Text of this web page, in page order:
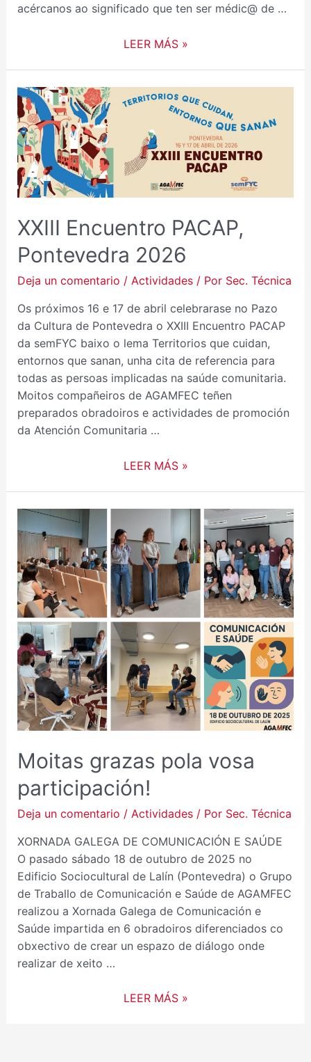
acércanos ao significado que ten ser médic@ de …
LEER MÁS »
XXIII Encuentro PACAP,
Pontevedra 2026
Deja un comentario / Actividades/ Por Sec. Técnica
Os próximos 16 e 17 de abril celebrarase no Pazo
da Cultura de Pontevedra o XXIII Encuentro PACAP
da semFYC baixo o lema Territorios que cuidan,
entornos que sanan, unha cita de referencia para
todas as persoas implicadas na saúde comunitaria.
Moitos compañeiros de AGAMFEC teñen
preparados obradoiros e actividades de promoción
da Atención Comunitaria …
XXIII
ENCUENTRO
PACAP,
PONTEVEDRA
2026
LEER MÁS »
Moitas grazas pola vosa
participación!
Deja un comentario / Actividades/ Por Sec. Técnica
XORNADA GALEGA DE COMUNICACIÓN E SAÚDE
O pasado sábado 18 de outubro de 2025 no
Edificio Sociocultural de Lalín (Pontevedra) o Grupo
de Traballo de Comunicación e Saúde de AGAMFEC
realizou a Xornada Galega de Comunicación e
Saúde impartida en 6 obradoiros diferenciados co
obxectivo de crear un espazo de diálogo onde
realizar de xeito …
GRAZAS
POLA
VOSA
PARTICIPACIÓN!
LEER MÁS »